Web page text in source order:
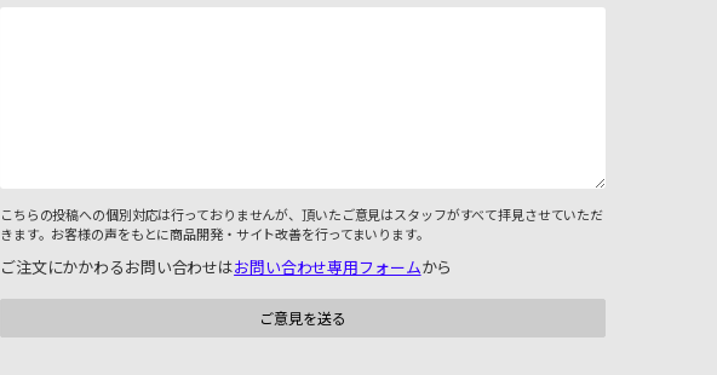
こちらの投稿への個別対応は行っておりませんが、頂いたご意見はスタッフがすべて拝見させていただ
きます。お客様の声をもとに商品開発・サイト改善を行ってまいります。
ご注文にかかわるお問い合わせはお問い合わせ専用フォームから